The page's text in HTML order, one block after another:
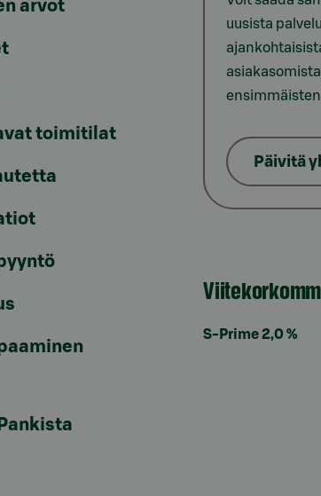
arvot
toimitilat
uusista
ensimmäisten
Päivitä
S-Prime 2,0 %